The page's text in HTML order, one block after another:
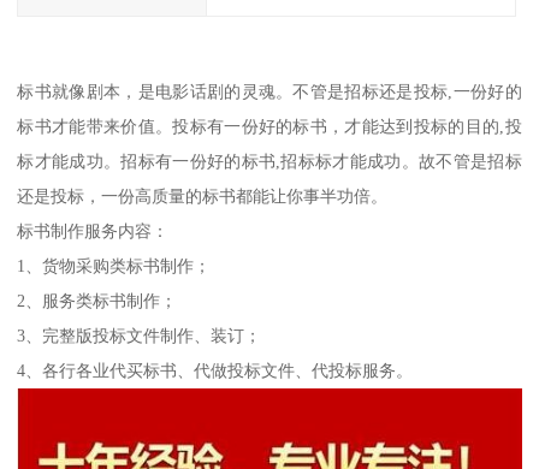
标书就像剧本，是电影话剧的灵魂。不管是招标还是投标,一份好的
标书才能带来价值。投标有一份好的标书，才能达到投标的目的,投
标才能成功。招标有一份好的标书,招标标才能成功。故不管是招标
还是投标，一份高质量的标书都能让你事半功倍。
标书制作服务内容：
1、货物采购类标书制作；
2、服务类标书制作；
3、完整版投标文件制作、装订；
4、各行各业代买标书、代做投标文件、代投标服务。